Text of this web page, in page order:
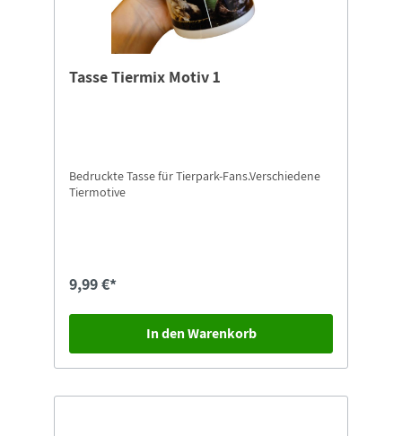
Tasse Tiermix Motiv 1
Bedruckte Tasse für Tierpark-Fans.Verschiedene
Tiermotive
9,99 €*
In den Warenkorb